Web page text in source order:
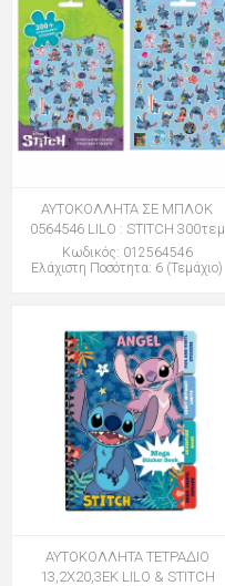
ΑΥΤΟΚΟΛΛΗΤΑ ΣΕ ΜΠΛΟΚ
0564546 LILO : STITCH 300τεμ
Κωδικός: 012564546
Ελάχιστη Ποσότητα: 6 (Τεμάχιο)
ΑΥΤΟΚΟΛΛΗΤΑ ΤΕΤΡΑΔΙΟ
13,2X20,3ΕΚ LILO & STITCH